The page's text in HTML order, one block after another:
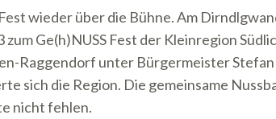
wieder über die Bühne. Am
zum Ge(h)NUSS Fest der Kleinregion
Raggendorf unter Bürgermeister
sich die Region. Die gemeinsame
nicht fehlen.